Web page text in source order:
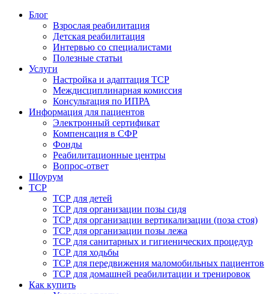
Блог
Взрослая реабилитация
Детская реабилитация
Интервью со специалистами
Полезные статьи
Услуги
Настройка и адаптация ТСР
Междисциплинарная комиссия
Консультация по ИПРА
Информация для пациентов
Электронный сертификат
Компенсация в СФР
Фонды
Реабилитационные центры
Вопрос-ответ
Шоурум
ТСР
ТСР для детей
ТСР для организации позы сидя
ТСР для организации вертикализации (поза стоя)
ТСР для организации позы лежа
ТСР для санитарных и гигиенических процедур
ТСР для ходьбы
ТСР для передвижения маломобильных пациентов
ТСР для домашней реабилитации и тренировок
Как купить